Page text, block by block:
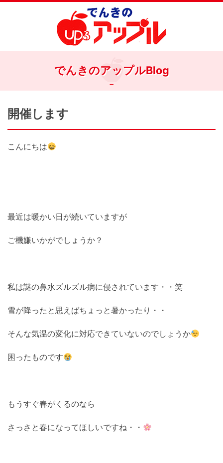
でんきのアップルBlog
開催します
こんにちは
最近は暖かい日が続いていますが
ご機嫌いかがでしょうか？
私は謎の鼻水ズルズル病に侵されています・・笑
雪が降ったと思えばちょっと暑かったり・・
そんな気温の変化に対応できていないのでしょうか
困ったものです
もうすぐ春がくるのなら
さっさと春になってほしいですね・・